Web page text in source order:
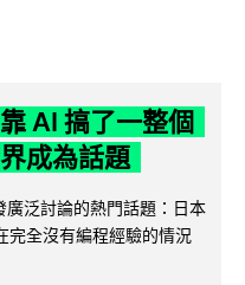
AI 搞了一整個
成為話題
泛討論的熱門話題：日本
完全沒有編程經驗的情況